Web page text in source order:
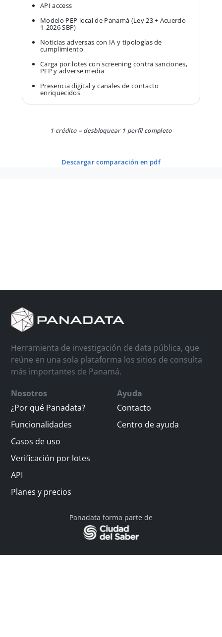
API access
Modelo PEP local de Panamá (Ley 23 + Acuerdo
1-2026 SBP)
Noticias adversas con IA y tipologías de
cumplimiento
Carga por lotes con screening contra sanciones,
PEP y adverse media
Presencia digital y canales de contacto
enriquecidos
1 crédito = desbloquear 1 perfil completo
descargar comparación en pdf
Herramienta de investigación de data pública, que
reúne en una sola plataforma los sitios de consulta
más importantes de Panamá.
Nosotros
¿Por qué Panadata?
Funcionalidades
Casos de uso
Verificación por lotes
API
Planes y precios
Ayuda
Contacto
Centro de ayuda
Panadata forma parte de